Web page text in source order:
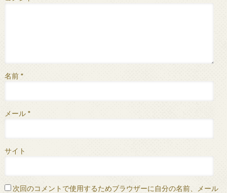
名前 *
メール *
サイト
次回のコメントで使用するためブラウザーに自分の名前、メール